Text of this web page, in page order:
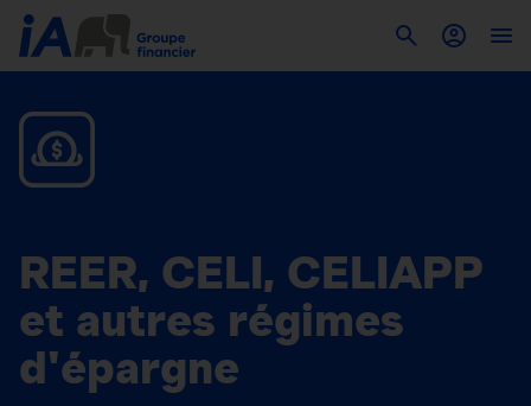
REER, CELI, CELIAPP
et autres régimes
d'épargne